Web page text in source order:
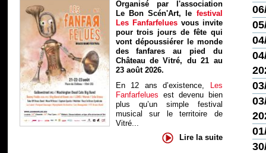
Organisé par l'association
Le Bon Scén'Art, le festival
Les Fanfarfelues vous invite
pour trois jours de fête qui
vont dépoussiérer le monde
des fanfares au pied du
Château de Vitré, du 21 au
23 août 2026.
En 12 ans d’existence, Les
Fanfarfelues est devenu bien
plus qu’un simple festival
musical sur le territoire de
Vitré...
Lire la suite